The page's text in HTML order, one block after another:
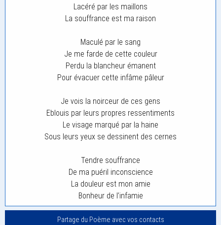
Lacéré par les maillons
La souffrance est ma raison
Maculé par le sang
Je me farde de cette couleur
Perdu la blancheur émanent
Pour évacuer cette infâme pâleur
Je vois la noirceur de ces gens
Eblouis par leurs propres ressentiments
Le visage marqué par la haine
Sous leurs yeux se dessinent des cernes
Tendre souffrance
De ma puéril inconscience
La douleur est mon amie
Bonheur de l’infamie
Partage du Poème avec vos contacts